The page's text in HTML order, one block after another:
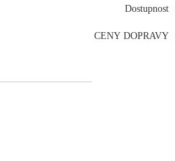
Dostupnost
CENY DOPRAVY